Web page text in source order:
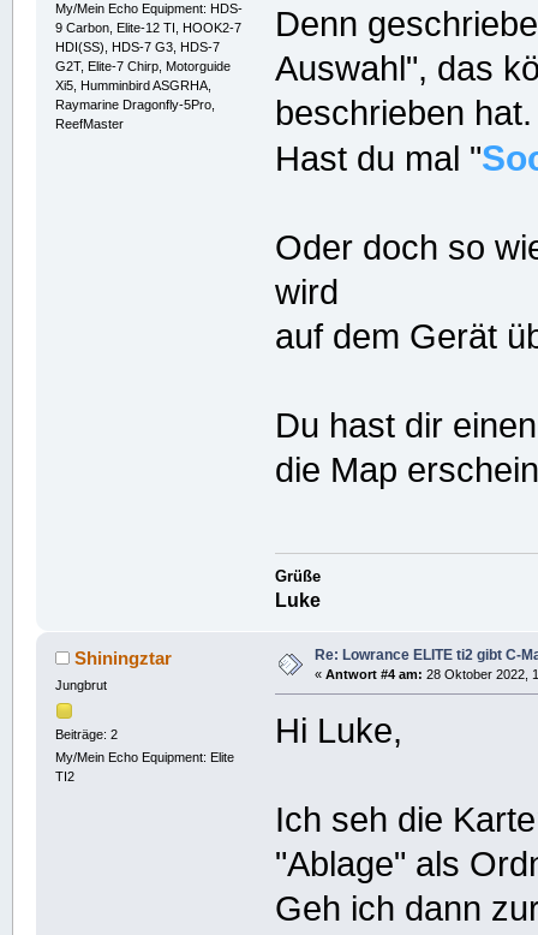
My/Mein Echo Equipment: HDS-
9 Carbon, Elite-12 TI, HOOK2-7
HDI(SS), HDS-7 G3, HDS-7
G2T, Elite-7 Chirp, Motorguide
Xi5, Humminbird ASGRHA,
Raymarine Dragonfly-5Pro,
ReefMaster
Denn
Auswahl", das
beschrieben hat.
Hast du mal "
Oder doch so
wird
auf dem Gerät
Du hast dir
die Map
Grüße
Luke
Shiningztar
Jungbrut
Beiträge: 2
My/Mein Echo Equipment: Elite
TI2
Re: Lowrance ELITE ti2 gibt C-
« Antwort #4 am: 28 Oktober 2022,
Hi Luke,
Ich seh die
"Ablage" als
Geh ich dann